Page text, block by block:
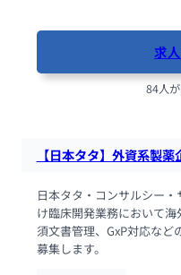
求
84人
【日本タタ】外資系製
日本タタ・コンサルシー
け臨床開発業務において
須文書管理、GxP対応など
募集します。